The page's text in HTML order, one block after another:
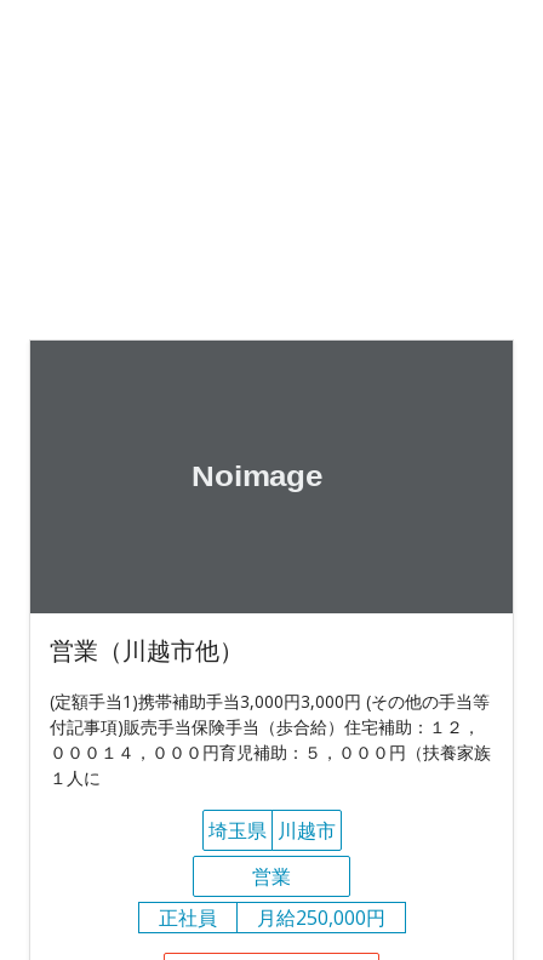
営業（川越市他）
(定額手当1)携帯補助手当3,000円3,000円 (その他の手当等
付記事項)販売手当保険手当（歩合給）住宅補助：１２，
０００１４，０００円育児補助：５，０００円（扶養家族
１人に
埼玉県 川越市
営業
正社員
月給250,000円